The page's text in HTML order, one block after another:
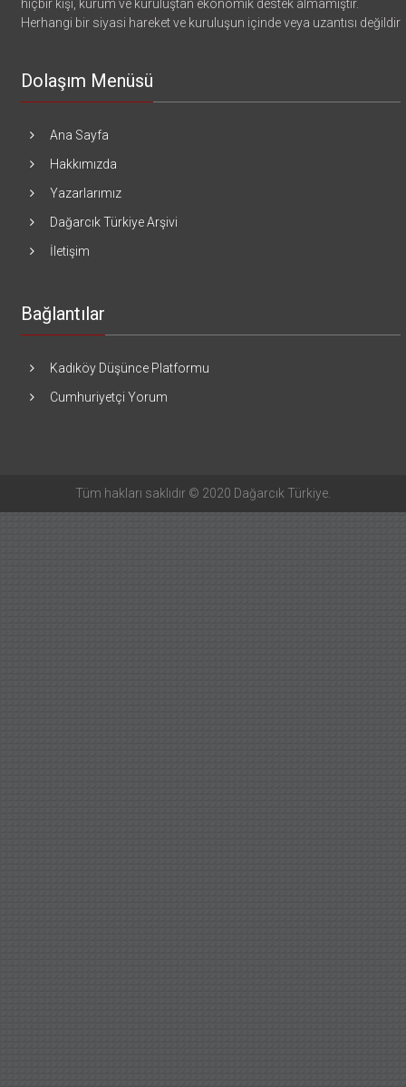
hiçbir kişi, kurum ve kuruluştan ekonomik destek almamıştır.
Herhangi bir siyasi hareket ve kuruluşun içinde veya uzantısı değildir
Dolaşım Menüsü
Ana Sayfa
Hakkımızda
Yazarlarımız
Dağarcık Türkiye Arşivi
İletişim
Bağlantılar
Kadıköy Düşünce Platformu
Cumhuriyetçi Yorum
Tüm hakları saklıdır © 2020 Dağarcık Türkiye.